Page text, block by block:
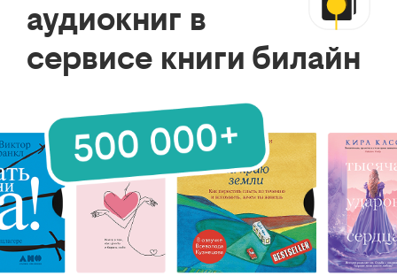
аудиокниг в
сервисе книги билайн